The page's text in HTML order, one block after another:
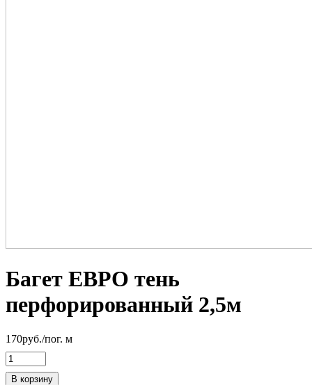
Багет ЕВРО тень
перфорированный 2,5м
170руб./пог. м
В корзину